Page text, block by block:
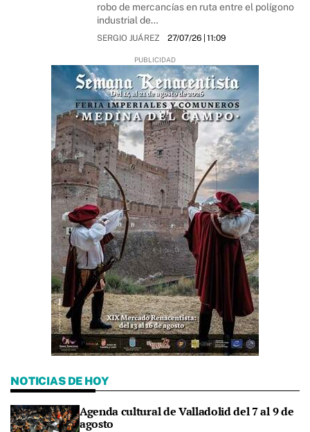
robo de mercancías en ruta entre el polígono
industrial de…
SERGIO JUÁREZ 27/07/26| 11:09
NOTICIAS DE HOY
Agenda cultural de Valladolid del 7 al 9 de
agosto